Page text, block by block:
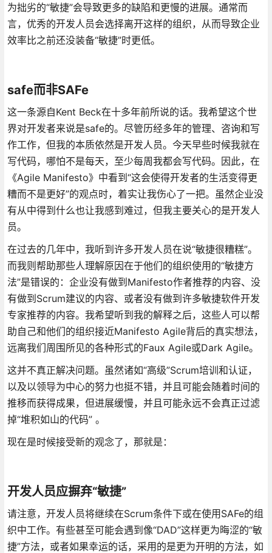
为拙劣的“敏捷”会导致更多的缺陷和更慢的进展。通常而
言，优秀的开发人员会选择离开这样的组织，从而导致企业
效率比之前还没装备“敏捷”时更低。
safe而非SAFe
这一条源自Kent Beck在十多年前所说的话。我希望这个世
界对开发者来说是safe的。尽管历经多年的管理、咨询和写
作工作，但我的本质依然是开发人员。今天早些时候我就在
写代码，哪怕不是每天，至少每周我都会写代码。因此，在
《Agile Manifesto》中看到“这会使得开发者的生活变得更
糟而不是更好”的观点时，着实让我伤心了一把。虽然企业没
有从中得到什么也让我感到难过，但我主要关心的是开发人
员。
在过去的几年中，我听到许多开发人员在说“敏捷很糟糕”。
而我则帮助那些人理解原因在于他们的组织使用的“敏捷方
法”是错误的：企业没有做到Manifesto作者推荐的内容、没
有做到Scrum建议的内容、或者没有做到许多敏捷软件开发
专家推荐的内容。我希望听到我的解释之后，这些人可以帮
助自己和他们的组织接近Manifesto Agile背后的真实想法，
远离我们周围所见的各种形式的Faux Agile或Dark Agile。
这并不真正解决问题。虽然诸如“高级”Scrum培训和认证，
以及以领导为中心的努力也挺不错，并且可能会随着时间的
推移而获得成果，但进展缓慢，并且可能永远不会真正过滤
掉“堆积如山的代码” 。
现在是时候接受新的观念了，那就是：
开发人员应摒弃“敏捷”
请注意，开发人员将继续在Scrum条件下或在使用SAFe的组
织中工作。有些甚至可能会遇到像“DAD”这样更为晦涩的“敏
捷”方法，或者如果幸运的话，采用的是更为开明的方法，如